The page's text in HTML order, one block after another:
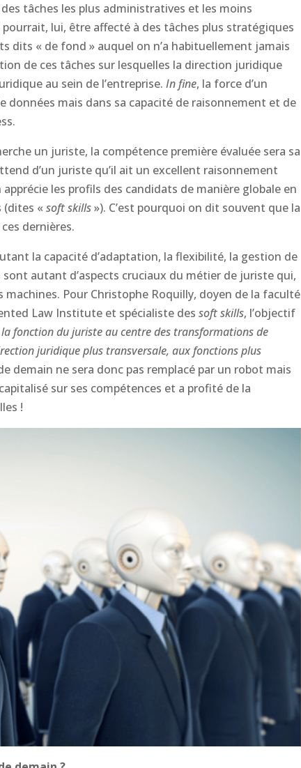
tâches les plus administratives et les moins
lui, être affecté à des tâches plus stratégiques
dits « de fond » auquel on n’a habituellement jamais
de ces tâches sur lesquelles la direction juridique
au sein de l’entreprise.In fine, la force d’un
données mais dans sa capacité de raisonnement et de
un juriste, la compétence première évaluée sera sa
d’un juriste qu’il ait un excellent raisonnement
les profils des candidats de manière globale en
(dites « soft skills»). C’est pourquoi on dit souvent que la
dernières.
la capacité d’adaptation, la flexibilité, la gestion de
sont autant d’aspects cruciaux du métier de juriste qui,
Pour Christophe Roquilly, doyen de la faculté
Law Institute et spécialiste dessoft skills, l’objectif
fonction du juriste au centre des transformations de
juridique plus transversale, aux fonctions plus
demain ne sera donc pas remplacé par un robot mais
sur ses compétences et a profité de la
!